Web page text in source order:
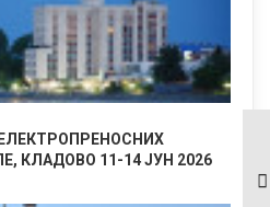
КЛАДОВО 11-14 ЈУН 2026
ИЗВОД ИЗ
ЗАПИСНИКА СА